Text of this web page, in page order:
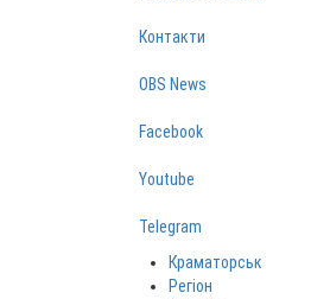
Контакти
OBS News
Facebook
Youtube
Telegram
Краматорськ
Регіон